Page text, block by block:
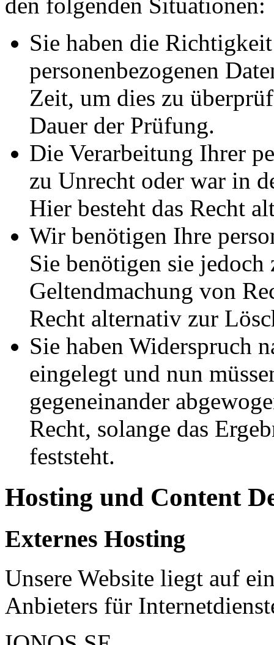
Sie haben die
personenbezogenen
Zeit, um dies zu
Dauer der Prüfung.
Die Verarbeitung Ihrer
zu Unrecht oder war in
Hier besteht das Recht
Wir benötigen Ihre
Sie benötigen sie
Geltendmachung von
Recht alternativ zur
Sie haben Widerspruch
eingelegt und nun
gegeneinander
Recht, solange das
feststeht.
Hosting und Content
Externes Hosting
Unsere Website liegt auf
Anbieters für